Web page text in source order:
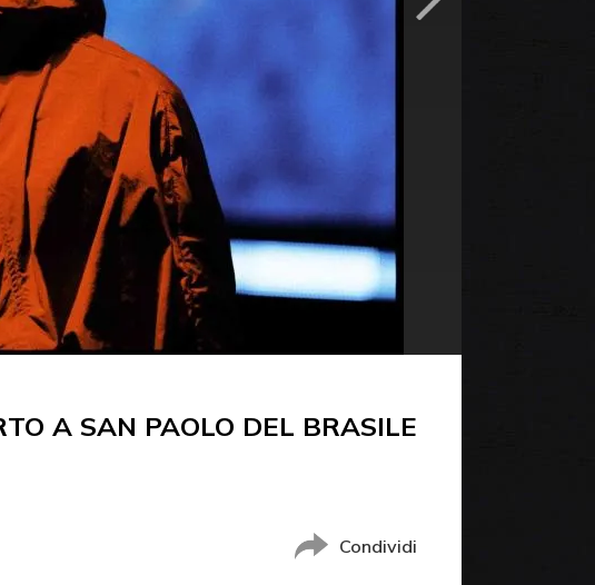
A SAN PAOLO DEL BRASILE
Condividi